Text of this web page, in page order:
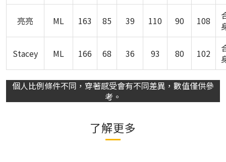
亮亮 ML 163 85 39 110 90 108
Stacey ML 166 68 36 93 80 102
個人比例條件不同，穿著感受會有不同差異，數值僅供參
考。
了解更多